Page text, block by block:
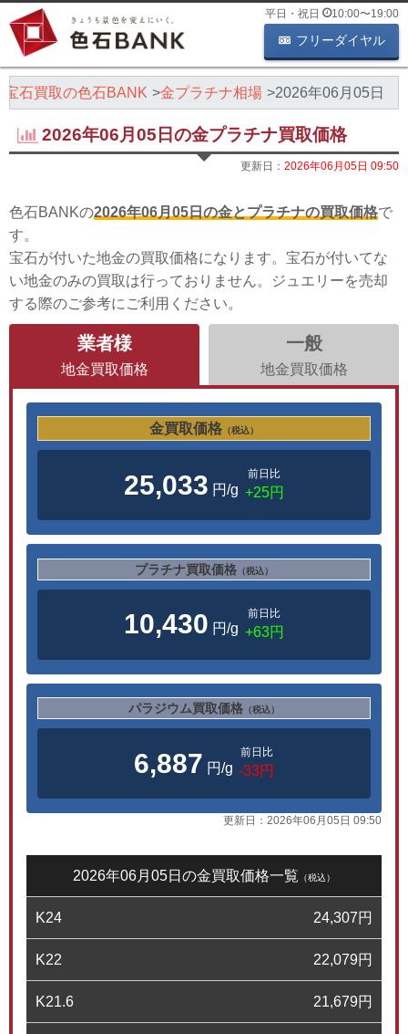
平日・祝日 10:00〜19:00
フリーダイヤル
宝石買取の色石BANK 金プラチナ相場 2026年06月05日
2026年06月05日の金プラチナ買取価格
更新日： 2026年06月05日 09:50
色石BANKの2026年06月05日の金とプラチナの買取価格で
す。
宝石が付いた地金の買取価格になります。宝石が付いてな
い地金のみの買取は行っておりません。ジュエリーを売却
する際のご参考にご利用ください。
業者様
地金買取価格
一般
地金買取価格
金買取価格 （税込）
25,033 円/g
前日比
+25円
プラチナ買取価格 （税込）
10,430 円/g
前日比
+63円
パラジウム買取価格 （税込）
6,887 円/g
前日比
-33円
更新日： 2026年06月05日 09:50
2026年06月05日の金買取価格一覧 （税込）
K24 24,307円
K22 22,079円
K21.6 21,679円